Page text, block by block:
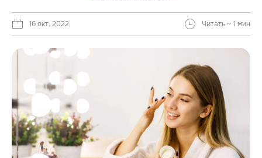
16 окт. 2022 Читать ~ 1 мин